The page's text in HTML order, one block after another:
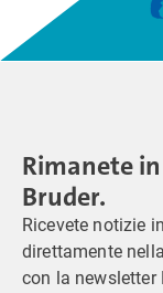
Rimanete
Bruder.
Ricevete notizie
direttamente
con la newsletter